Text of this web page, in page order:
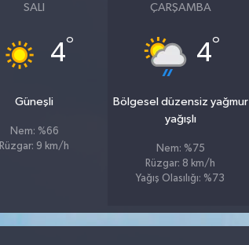
SALI
4°
Güneşli
Nem: %66
Rüzgar: 9 km/h
ÇARŞAMBA
4°
Bölgesel düzensiz yağmur
yağışlı
Nem: %75
Rüzgar: 8 km/h
Yağış Olasılığı: %73